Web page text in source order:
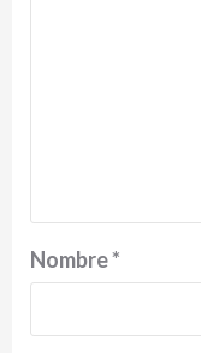
Nombre*